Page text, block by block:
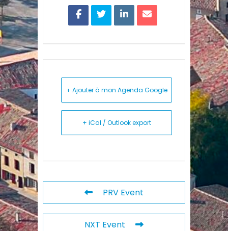
+ Ajouter à mon Agenda Google
+ iCal / Outlook export
PRV Event
NXT Event